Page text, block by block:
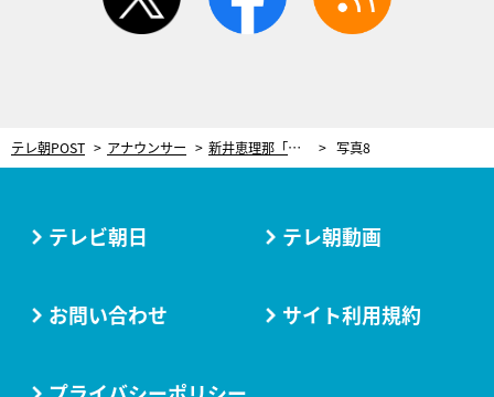
テレ朝POST アナウンサー 新井恵理那「涙が出てしまいました」おうち観戦で“あの選手”の活躍に感動！ 写真8
テレビ朝日 テレ朝動画
お問い合わせ サイト利用規約